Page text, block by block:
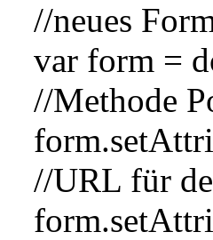
//neues
var form =
//Methode
//URL für